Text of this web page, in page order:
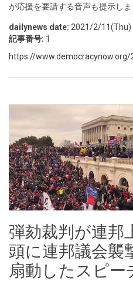
が応援を要請する音声も提示しま
dailynews date: 2021/2/11(Thu)
記事番号: 1
https://
弾劾裁判が連邦
頭に連邦議会襲
扇動したスピー